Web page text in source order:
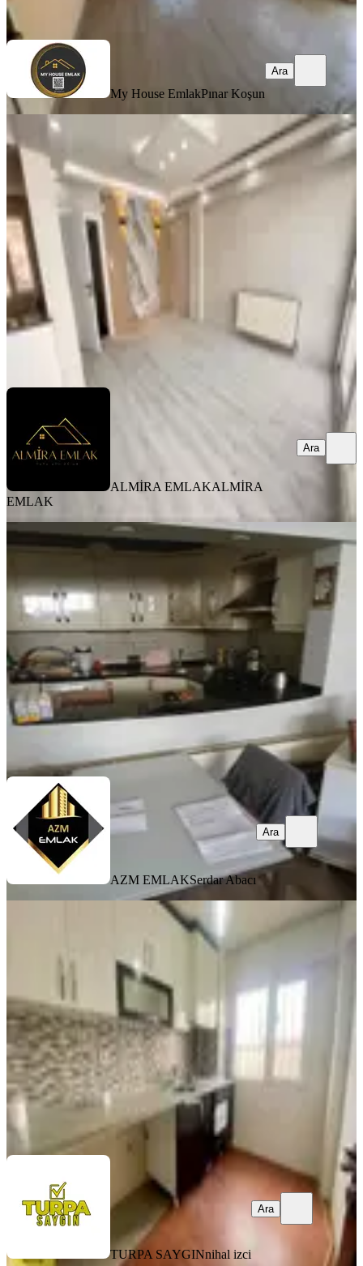
Ara
My House EmlakPınar Koşun
Ara
Göztepe Metro Yanında 3+1 125m2
Arakat Lüks Dekorlu Temiz Ferah
Daire
Konak, Göztepe Mahallesi
· 125 m²
6.100.000 ₺
ALMİRA EMLAKALMİRA EMLAK
ALMİRA EMLAKALMİRA
EMLAK
Ara
YENİ
Konak Murat Reis'te Geniş Terasa
Sahip Satılık 2+1 Daire
Konak, Murat Reis Mahallesi
·120 m² · Bodrum Kat· 06.08.2026
3.200.000 ₺
AZM EMLAKSerdar Abacı
AZM EMLAKSerdar Abacı
Ara
İzmir Park Ve Eşrefpaşa Cadde
Yakını K.mutfak 2+1 Satılık
Konak, Kocatepe Mahallesi
2+1
· 6. Kat·06.08.2026
2.750.000 ₺
TURPA SAYGIN nihal izci
Ara
TURPA SAYGINnihal izci
Ara